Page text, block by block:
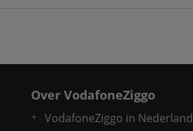
Over VodafoneZiggo
VodafoneZiggo in Nederland